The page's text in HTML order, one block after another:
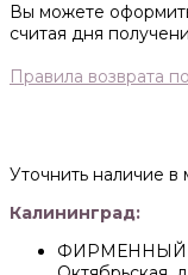
Вы можете
считая дня
Правила возврата
Уточнить наличие в
Калининград:
ФИРМЕННЫЙ